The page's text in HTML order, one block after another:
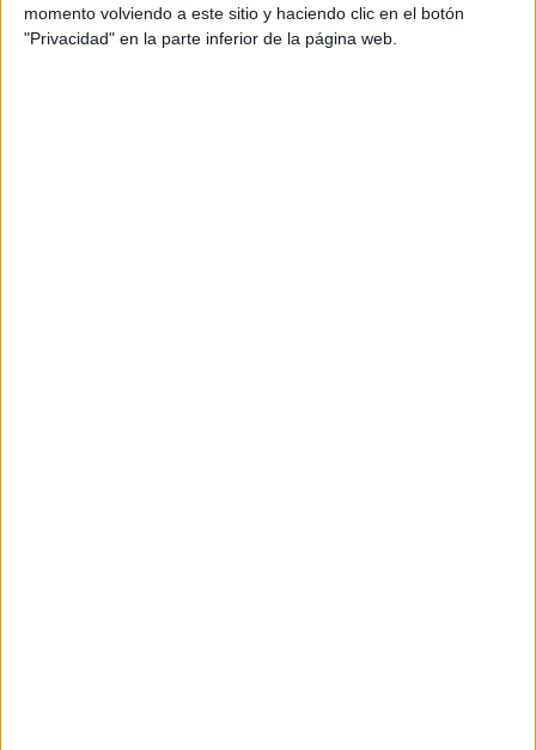
momento volviendo a este sitio y haciendo clic en el botón
"Privacidad" en la parte inferior de la página web.
Producto